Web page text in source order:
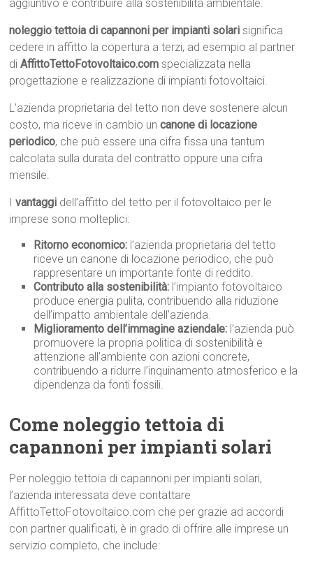
aggiuntivo e contribuire alla sostenibilità ambientale.
noleggio tettoia di capannoni per impianti solari significa
cedere in affitto la copertura a terzi, ad esempio al partner
diAffittoTettoFotovoltaico.com specializzata nella
progettazione e realizzazione di impianti fotovoltaici.
L’azienda proprietaria del tetto non deve sostenere alcun
costo, ma riceve in cambio uncanone di locazione
periodico, che può essere una cifra fissa una tantum
calcolata sulla durata del contratto oppure una cifra
mensile.
Ivantaggi dell’affitto del tetto per il fotovoltaico per le
imprese sono molteplici:
Ritorno economico: l’azienda proprietaria del tetto
riceve un canone di locazione periodico, che può
rappresentare un importante fonte di reddito.
Contributo alla sostenibilità: l’impianto fotovoltaico
produce energia pulita, contribuendo alla riduzione
dell’impatto ambientale dell’azienda.
Miglioramento dell’immagine aziendale: l’azienda può
promuovere la propria politica di sostenibilità e
attenzione all’ambiente con azioni concrete,
contribuendo a ridurre l’inquinamento atmosferico e la
dipendenza da fonti fossili.
Come noleggio tettoia di
capannoni per impianti solari
Per noleggio tettoia di capannoni per impianti solari,
l’azienda interessata deve contattare
AffittoTettoFotovoltaico.com che per grazie ad accordi
con partner qualificati, è in grado di offrire alle imprese un
servizio completo, che include: